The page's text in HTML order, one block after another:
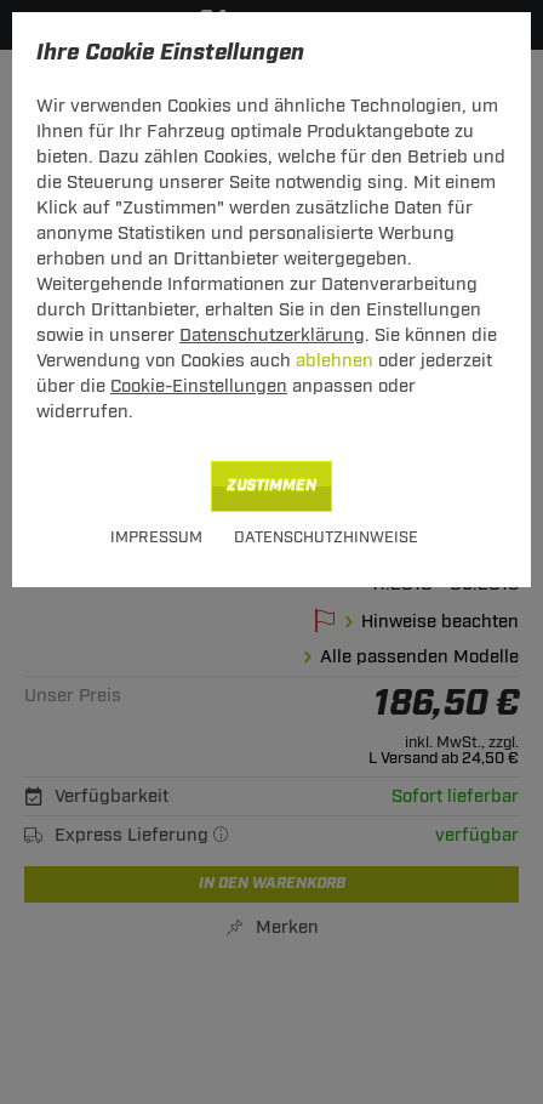
Ihre Cookie Einstellungen
Wir verwenden Cookies und ähnliche Technologien, um
Ihnen für Ihr Fahrzeug optimale Produktangebote zu
bieten. Dazu zählen Cookies, welche für den Betrieb und
die Steuerung unserer Seite notwendig sing. Mit einem
Klick auf "Zustimmen" werden zusätzliche Daten für
anonyme Statistiken und personalisierte Werbung
erhoben und an Drittanbieter weitergegeben.
Weitergehende Informationen zur Datenverarbeitung
durch Drittanbieter, erhalten Sie in den Einstellungen
sowie in unserer Datenschutzerklärung. Sie können die
Verwendung von Cookies auch ablehnen oder jederzeit
über die Cookie-Einstellungen anpassen oder
widerrufen.
IMPRESSUM DATENSCHUTZHINWEISE
ZUSTIMMEN
Hier geht's zur Fahrzeugübersicht: Audi A6 Limousine
Heck-Fahrradträger Stand Up 2 für
Audi A6 Limousine Typ 4G/C7 (11.2010 -
09.2018)
Geeignet für
11.2010 - 09.2018
Hinweise beachten
Alle passenden Modelle
Unser Preis
186,50 €
inkl. MwSt., zzgl.
L Versand ab 24,50 €
Verfügbarkeit
Sofort lieferbar
Express Lieferung
verfügbar
IN DEN WARENKORB
Merken